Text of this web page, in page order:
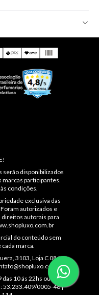
serão disponibilizados
participantes.
condições.
exclusiva das
autorizados e
autorais para
do conteúdo sem
marca.
3103, Loja C 086
10 ás 22hs ou
53.233.409/0005-48 |